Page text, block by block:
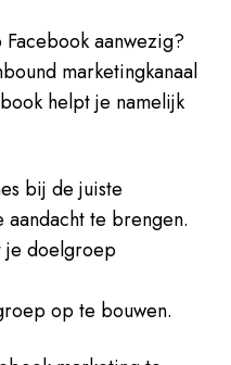
aanwezig?
marketingkanaal
helpt je namelijk
bij de juiste
te brengen.
je doelgroep
op te bouwen.